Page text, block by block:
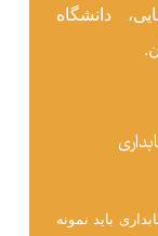
دانشگاه
باید نمونه